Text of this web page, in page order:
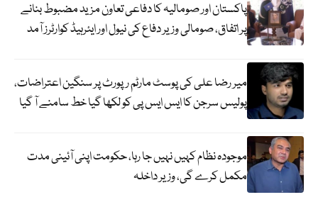
پاکستان اور صومالیہ کا دفاعی تعاون مزید مضبوط بنانے
پر اتفاق، صومالی وزیر دفاع کی نیول اور ایئرہیڈ کوارٹرز آمد
میر رضا علی کی پوسٹ مارٹم رپورٹ پر سنگین اعتراضات،
پولیس سرجن کا ایس ایس پی کو لکھا گیا خط سامنے آ گیا
موجودہ نظام کہیں نہیں جا رہا، حکومت اپنی آئینی مدت
مکمل کرے گی، وزیر داخلہ